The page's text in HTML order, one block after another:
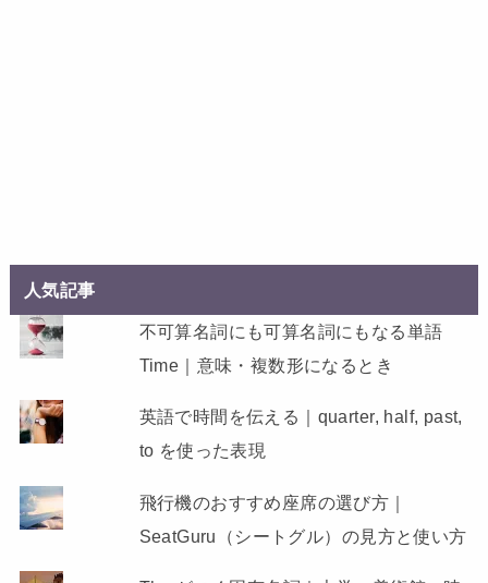
人気記事
不可算名詞にも可算名詞にもなる単語
Time｜意味・複数形になるとき
英語で時間を伝える｜quarter, half, past,
to を使った表現
飛行機のおすすめ座席の選び方｜
SeatGuru（シートグル）の見方と使い方